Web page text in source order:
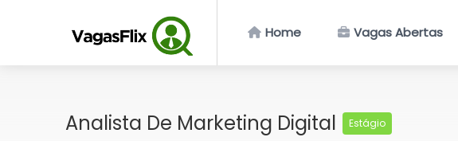
Home Vagas Abertas
Analista De Marketing Digital Estágio